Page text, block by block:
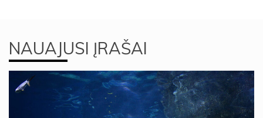
NAUAJUSI ĮRAŠAI